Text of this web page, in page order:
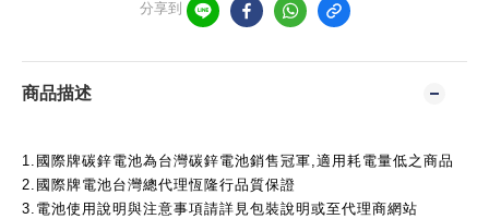
分享到
商品描述
1.國際牌碳鋅電池為台灣碳鋅電池銷售冠軍,適用耗電量低之商品
2.國際牌電池台灣總代理恆隆行品質保證
3.電池使用說明與注意事項請詳見包裝說明或至代理商網站